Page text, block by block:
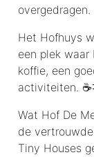
overgedragen.
Het Hofhuys
een plek waar
koffie, een
activiteiten.
Wat Hof De
de
Tiny Houses